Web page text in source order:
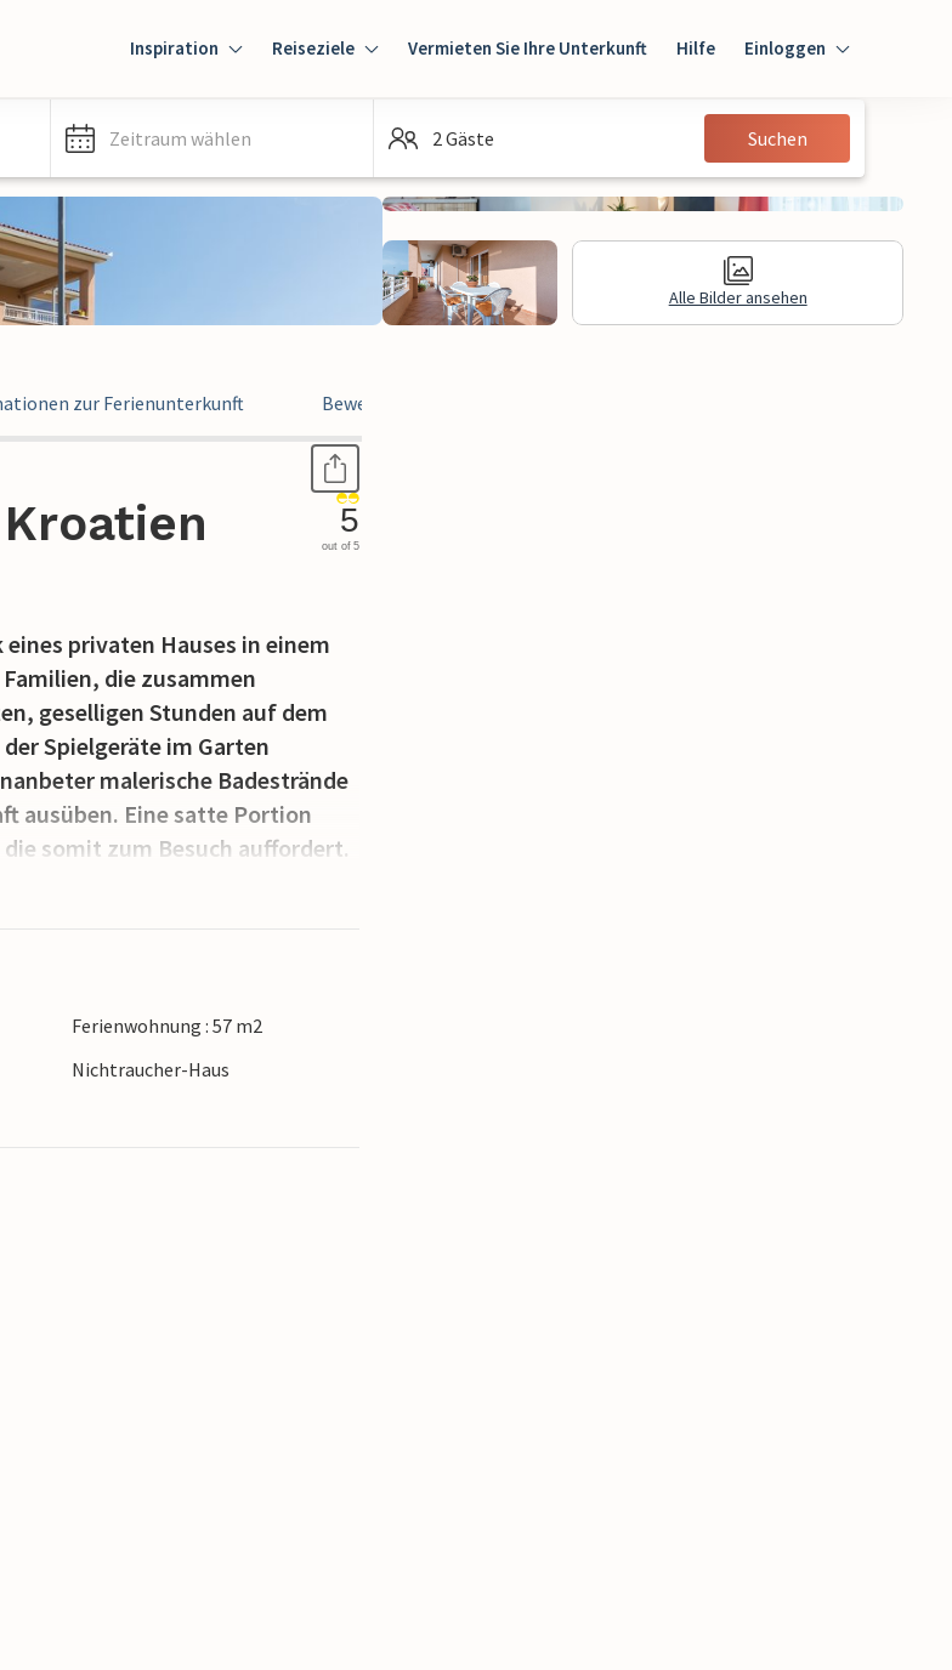
Inspiration Reiseziele Vermieten Sie Ihre Unterkunft Hilfe Einloggen
Einloggen
Gast
Zeitraum wählen 2 Gäste Suchen
Alle Bilder ansehen
zur Ferienunterkunft Bewertungen
5
out of 5
privaten Hauses in einem
die zusammen
geselligen Stunden auf dem
Spielgeräte im Garten
malerische Badestrände
ausüben. Eine satte Portion
somit zum Besuch auffordert.
Ferienwohnung : 57 m2
Nichtraucher-Haus